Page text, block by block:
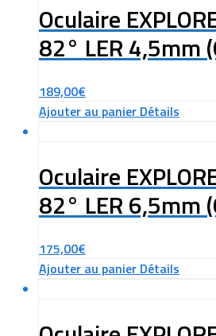
Oculaire
82° LER 4,5mm
189,00€
Ajouter au panier Détails
Oculaire
82° LER 6,5mm
175,00€
Ajouter au panier Détails